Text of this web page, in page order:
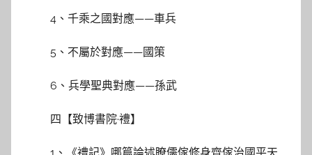
4、千乘之國對應——車兵
5、不屬於對應——國策
6、兵學聖典對應——孫武
四【致博書院·禮】
1、《禮記》哪篇論述瞭儒傢修身齊傢治國平天